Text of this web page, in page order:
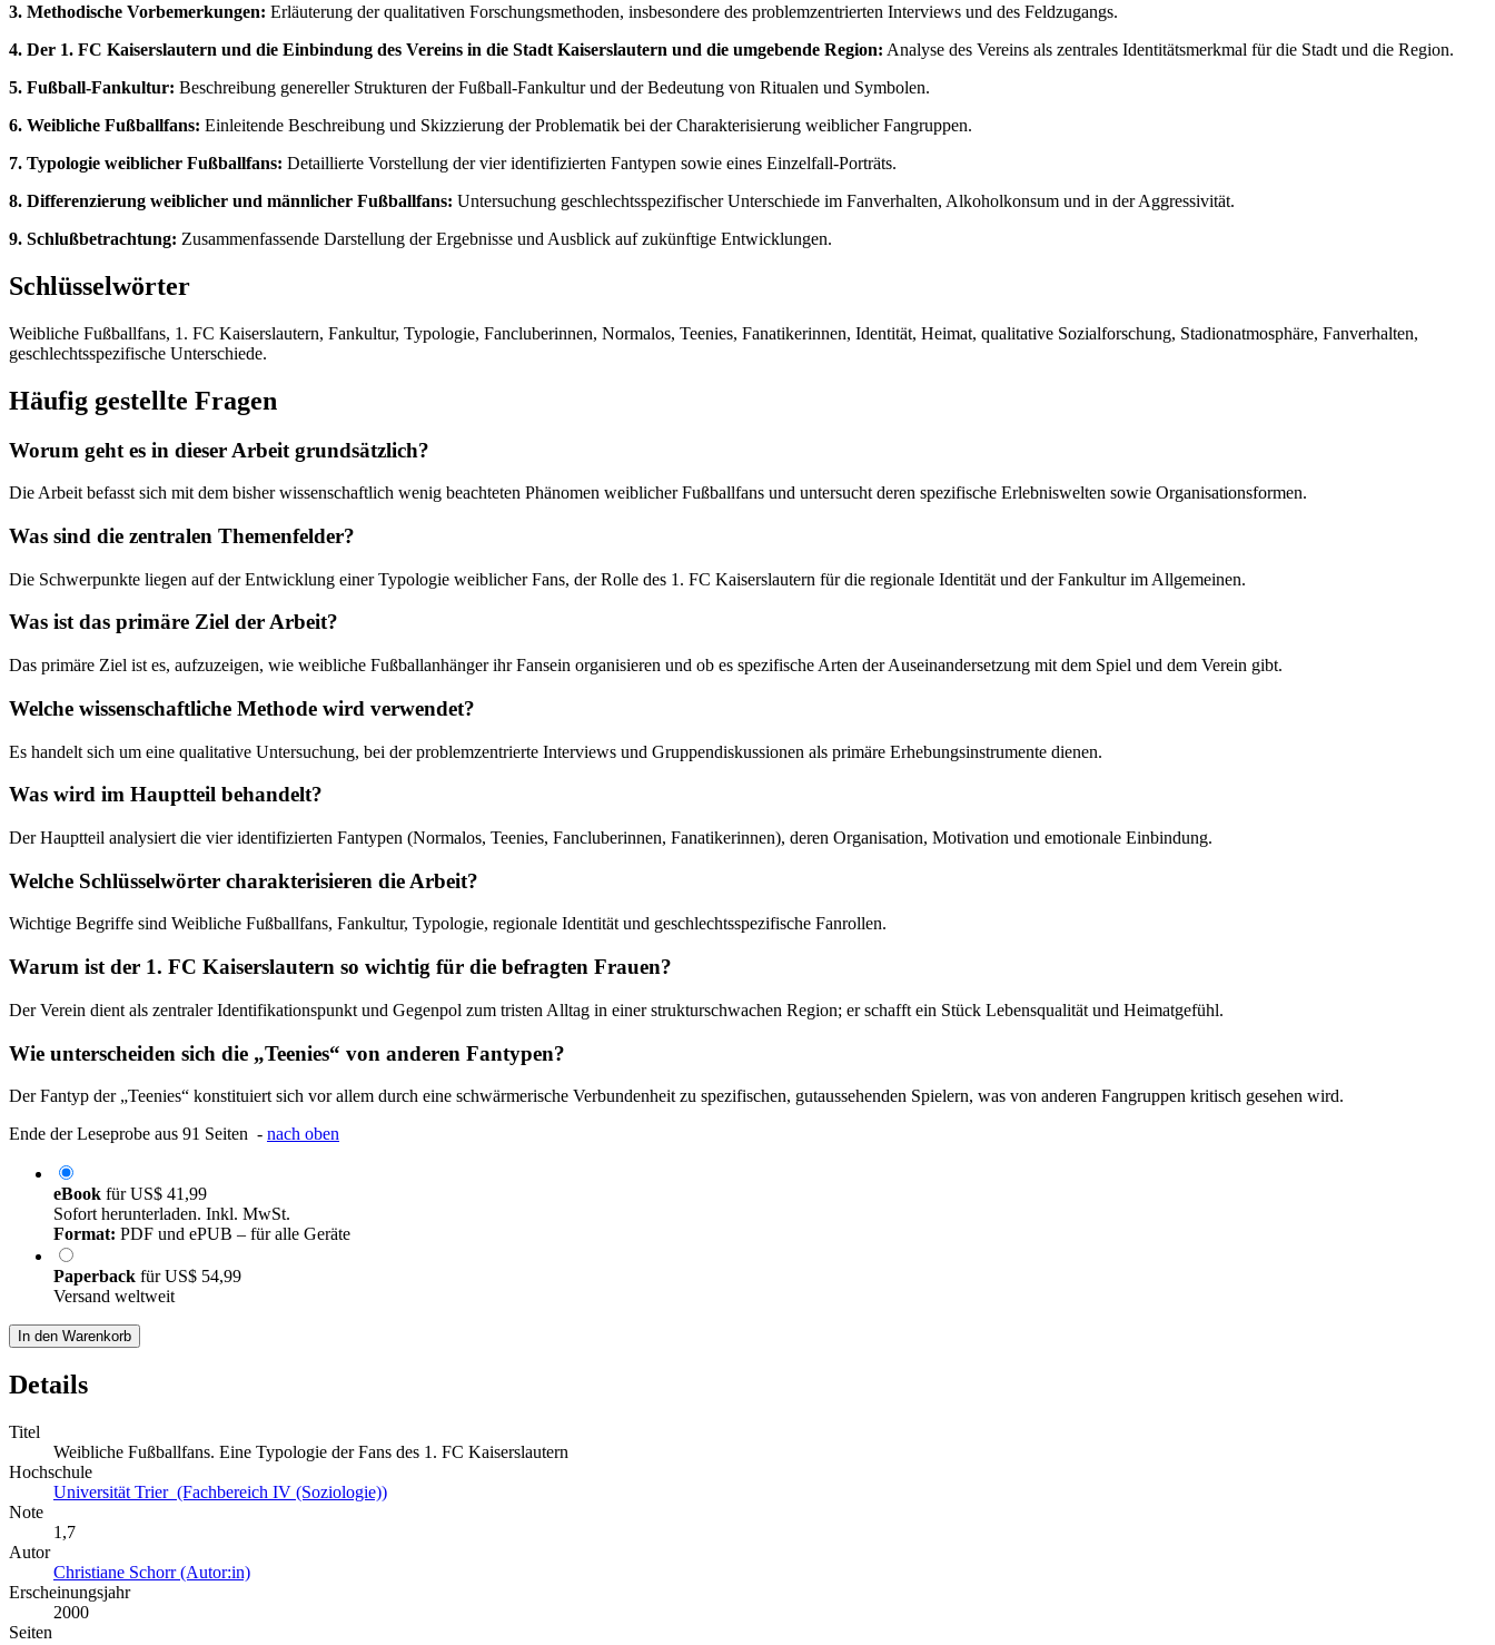
3. Methodische Vorbemerkungen: Erläuterung der qualitativen Forschungsmethoden, insbesondere des problemzentrierten Interviews und des Feldzugangs.
4. Der 1. FC Kaiserslautern und die Einbindung des Vereins in die Stadt Kaiserslautern und die umgebende Region: Analyse des Vereins als zentrales Identitätsmerkmal für die Stadt und die Region.
5. Fußball-Fankultur: Beschreibung genereller Strukturen der Fußball-Fankultur und der Bedeutung von Ritualen und Symbolen.
6. Weibliche Fußballfans: Einleitende Beschreibung und Skizzierung der Problematik bei der Charakterisierung weiblicher Fangruppen.
7. Typologie weiblicher Fußballfans: Detaillierte Vorstellung der vier identifizierten Fantypen sowie eines Einzelfall-Porträts.
8. Differenzierung weiblicher und männlicher Fußballfans: Untersuchung geschlechtsspezifischer Unterschiede im Fanverhalten, Alkoholkonsum und in der Aggressivität.
9. Schlußbetrachtung: Zusammenfassende Darstellung der Ergebnisse und Ausblick auf zukünftige Entwicklungen.
Schlüsselwörter
Weibliche Fußballfans, 1. FC Kaiserslautern, Fankultur, Typologie, Fancluberinnen, Normalos, Teenies, Fanatikerinnen, Identität, Heimat, qualitative Sozialforschung, Stadionatmosphäre, Fanverhalten,
geschlechtsspezifische Unterschiede.
Häufig gestellte Fragen
Worum geht es in dieser Arbeit grundsätzlich?
Die Arbeit befasst sich mit dem bisher wissenschaftlich wenig beachteten Phänomen weiblicher Fußballfans und untersucht deren spezifische Erlebniswelten sowie Organisationsformen.
Was sind die zentralen Themenfelder?
Die Schwerpunkte liegen auf der Entwicklung einer Typologie weiblicher Fans, der Rolle des 1. FC Kaiserslautern für die regionale Identität und der Fankultur im Allgemeinen.
Was ist das primäre Ziel der Arbeit?
Das primäre Ziel ist es, aufzuzeigen, wie weibliche Fußballanhänger ihr Fansein organisieren und ob es spezifische Arten der Auseinandersetzung mit dem Spiel und dem Verein gibt.
Welche wissenschaftliche Methode wird verwendet?
Es handelt sich um eine qualitative Untersuchung, bei der problemzentrierte Interviews und Gruppendiskussionen als primäre Erhebungsinstrumente dienen.
Was wird im Hauptteil behandelt?
Der Hauptteil analysiert die vier identifizierten Fantypen (Normalos, Teenies, Fancluberinnen, Fanatikerinnen), deren Organisation, Motivation und emotionale Einbindung.
Welche Schlüsselwörter charakterisieren die Arbeit?
Wichtige Begriffe sind Weibliche Fußballfans, Fankultur, Typologie, regionale Identität und geschlechtsspezifische Fanrollen.
Warum ist der 1. FC Kaiserslautern so wichtig für die befragten Frauen?
Der Verein dient als zentraler Identifikationspunkt und Gegenpol zum tristen Alltag in einer strukturschwachen Region; er schafft ein Stück Lebensqualität und Heimatgefühl.
Wie unterscheiden sich die „Teenies“ von anderen Fantypen?
Der Fantyp der „Teenies“ konstituiert sich vor allem durch eine schwärmerische Verbundenheit zu spezifischen, gutaussehenden Spielern, was von anderen Fangruppen kritisch gesehen wird.
Ende der Leseprobe aus 91 Seiten - nach oben
eBook fürUS$ 41,99
Sofort herunterladen. Inkl. MwSt.
Format: PDF und ePUB – für alle Geräte
Paperback fürUS$ 54,99
Versand weltweit
In den Warenkorb
Details
Titel
Weibliche Fußballfans. Eine Typologie der Fans des 1. FC Kaiserslautern
Hochschule
Universität Trier (Fachbereich IV (Soziologie))
Note
1,7
Autor
Christiane Schorr (Autor:in)
Erscheinungsjahr
2000
Seiten